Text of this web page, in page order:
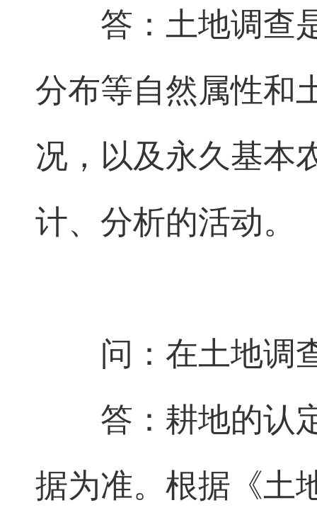
答：土地调查
分布等自然属性和
况，以及永久基本
计、分析的活动。
问：在土地调
答：耕地的认
据为准。根据《土